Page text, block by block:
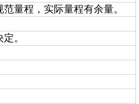
量程，实际量程有余量。
。